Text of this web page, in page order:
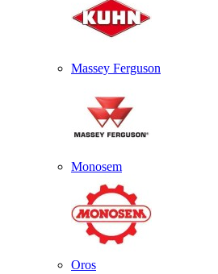
Massey Ferguson
Monosem
Oros